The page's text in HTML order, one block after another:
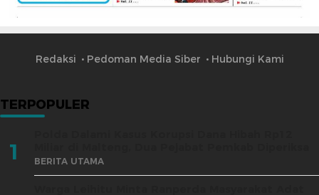
Redaksi Pedoman Media Siber Hubungi Kami
TERPOPULER
1 BERITA UTAMA